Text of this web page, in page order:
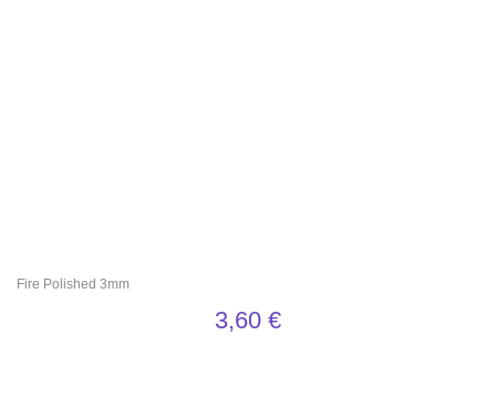
Fire Polished 3mm
3,60 €